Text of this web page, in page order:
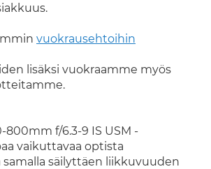
vuokrausehtoihin
lisäksi vuokraamme myös
800mm f/6.3-9 IS USM -
vaikuttavaa optista
säilyttäen liikkuvuuden